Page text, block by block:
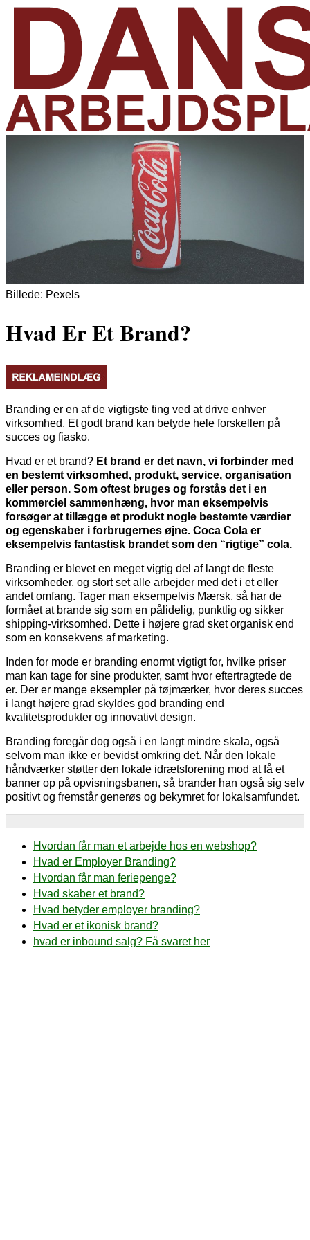
Billede: Pexels
Hvad Er Et Brand?
Branding er en af de vigtigste ting ved at drive enhver
virksomhed. Et godt brand kan betyde hele forskellen på
succes og fiasko.
Hvad er et brand? Et brand er det navn, vi forbinder med
en bestemt virksomhed, produkt, service, organisation
eller person. Som oftest bruges og forstås det i en
kommerciel sammenhæng, hvor man eksempelvis
forsøger at tillægge et produkt nogle bestemte værdier
og egenskaber i forbrugernes øjne. Coca Cola er
eksempelvis fantastisk brandet som den “rigtige” cola.
Branding er blevet en meget vigtig del af langt de fleste
virksomheder, og stort set alle arbejder med det i et eller
andet omfang. Tager man eksempelvis Mærsk, så har de
formået at brande sig som en pålidelig, punktlig og sikker
shipping-virksomhed. Dette i højere grad sket organisk end
som en konsekvens af marketing.
Inden for mode er branding enormt vigtigt for, hvilke priser
man kan tage for sine produkter, samt hvor eftertragtede de
er. Der er mange eksempler på tøjmærker, hvor deres succes
i langt højere grad skyldes god branding end
kvalitetsprodukter og innovativt design.
Branding foregår dog også i en langt mindre skala, også
selvom man ikke er bevidst omkring det. Når den lokale
håndværker støtter den lokale idrætsforening mod at få et
banner op på opvisningsbanen, så brander han også sig selv
positivt og fremstår generøs og bekymret for lokalsamfundet.
Hvordan får man et arbejde hos en webshop?
Hvad er Employer Branding?
Hvordan får man feriepenge?
Hvad skaber et brand?
Hvad betyder employer branding?
Hvad er et ikonisk brand?
hvad er inbound salg? Få svaret her